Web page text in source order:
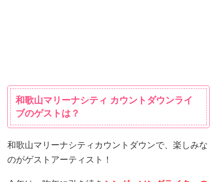
和歌山マリーナシティ カウントダウンライ
ブのゲストは？
和歌山マリーナシティカウントダウンで、楽しみな
のがゲストアーティスト！